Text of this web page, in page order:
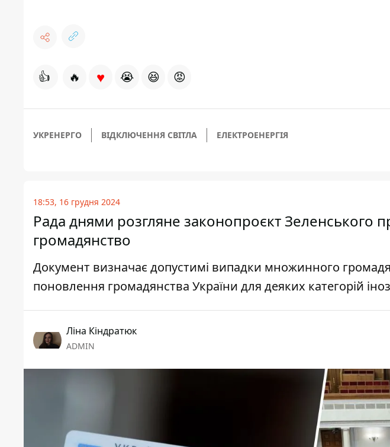
👍 🔥 ♥ 😭 😆 😡
УКРЕНЕРГО ВІДКЛЮЧЕННЯ СВІТЛА ЕЛЕКТРОЕНЕРГІЯ
18:53, 16 грудня 2024
Рада днями розгляне законопроєкт Зеленського
громадянство
Документ визначає допустимі випадки множинного
поновлення громадянства України для деяких категорій
Ліна Кіндратюк
ADMIN